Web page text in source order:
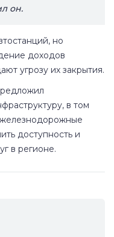
он.
но
доходов
угрозу их закрытия.
в том
железнодорожные
доступность и
в регионе.